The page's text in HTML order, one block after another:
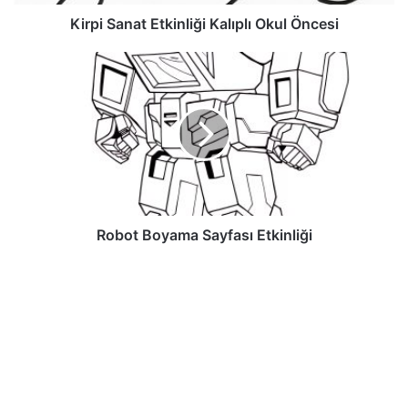
Kirpi Sanat Etkinliği Kalıplı Okul Öncesi
Robot Boyama Sayfası Etkinliği